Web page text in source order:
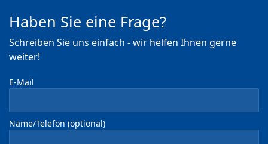
Haben Sie eine Frage?
Schreiben Sie uns einfach - wir helfen Ihnen gerne
weiter!
E-Mail
Name/Telefon (optional)